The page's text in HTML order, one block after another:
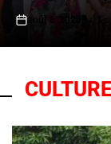
on
août 6, 2026